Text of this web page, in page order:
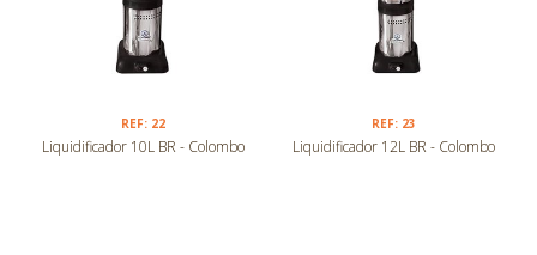
REF: 22
Liquidificador 10L BR - Colombo
REF: 23
Liquidificador 12L BR - Colombo